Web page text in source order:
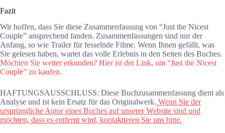
Fazit
Wir hoffen, dass Sie diese Zusammenfassung von “Just the Nicest
Couple” ansprechend fanden. Zusammenfassungen sind nur der
Anfang, so wie Trailer für fesselnde Filme. Wenn Ihnen gefällt, was
Sie gelesen haben, wartet das volle Erlebnis in den Seiten des Buches.
Möchten Sie weiter erkunden? Hier ist der Link, um “Just the Nicest
Couple” zu kaufen.
HAFTUNGSAUSSCHLUSS: Diese Buchzusammenfassung dient als
Analyse und ist kein Ersatz für das Originalwerk. Wenn Sie der
ursprüngliche Autor eines Buches auf unserer Website sind und
möchten, dass es entfernt wird, kontaktieren Sie uns bitte.